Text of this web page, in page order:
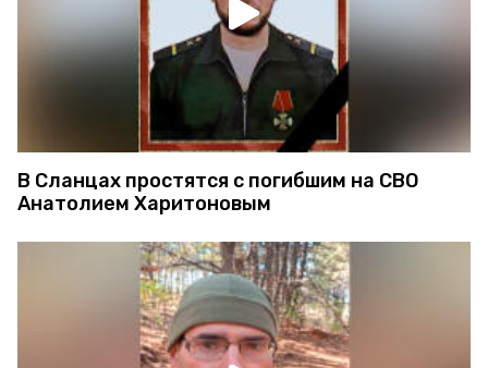
В Сланцах простятся с погибшим на СВО
Анатолием Харитоновым